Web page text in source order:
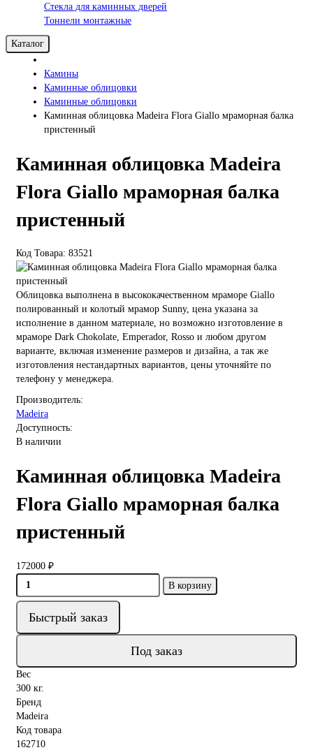
Стекла для каминных дверей
Тоннели монтажные
Каталог
Камины
Каминные облицовки
Каминные облицовки
Каминная облицовка Madeira Flora Giallo мраморная балка
пристенный
Каминная облицовка Madeira
Flora Giallo мраморная балка
пристенный
Код Товара: 83521
Облицовка выполнена в высококачественном мраморе Giallo
полированный и колотый мрамор Sunny, цена указана за
исполнение в данном материале, но возможно изготовление в
мраморе Dark Chokolate, Emperador, Rosso и любом другом
варианте, включая изменение размеров и дизайна, а так же
изготовления нестандартных вариантов, цены уточняйте по
телефону у менеджера.
Производитель:
Madeira
Доступность:
В наличии
Каминная облицовка Madeira
Flora Giallo мраморная балка
пристенный
172000 ₽
В корзину
Быстрый заказ
Под заказ
Вес
300 кг.
Бренд
Madeira
Код товара
162710